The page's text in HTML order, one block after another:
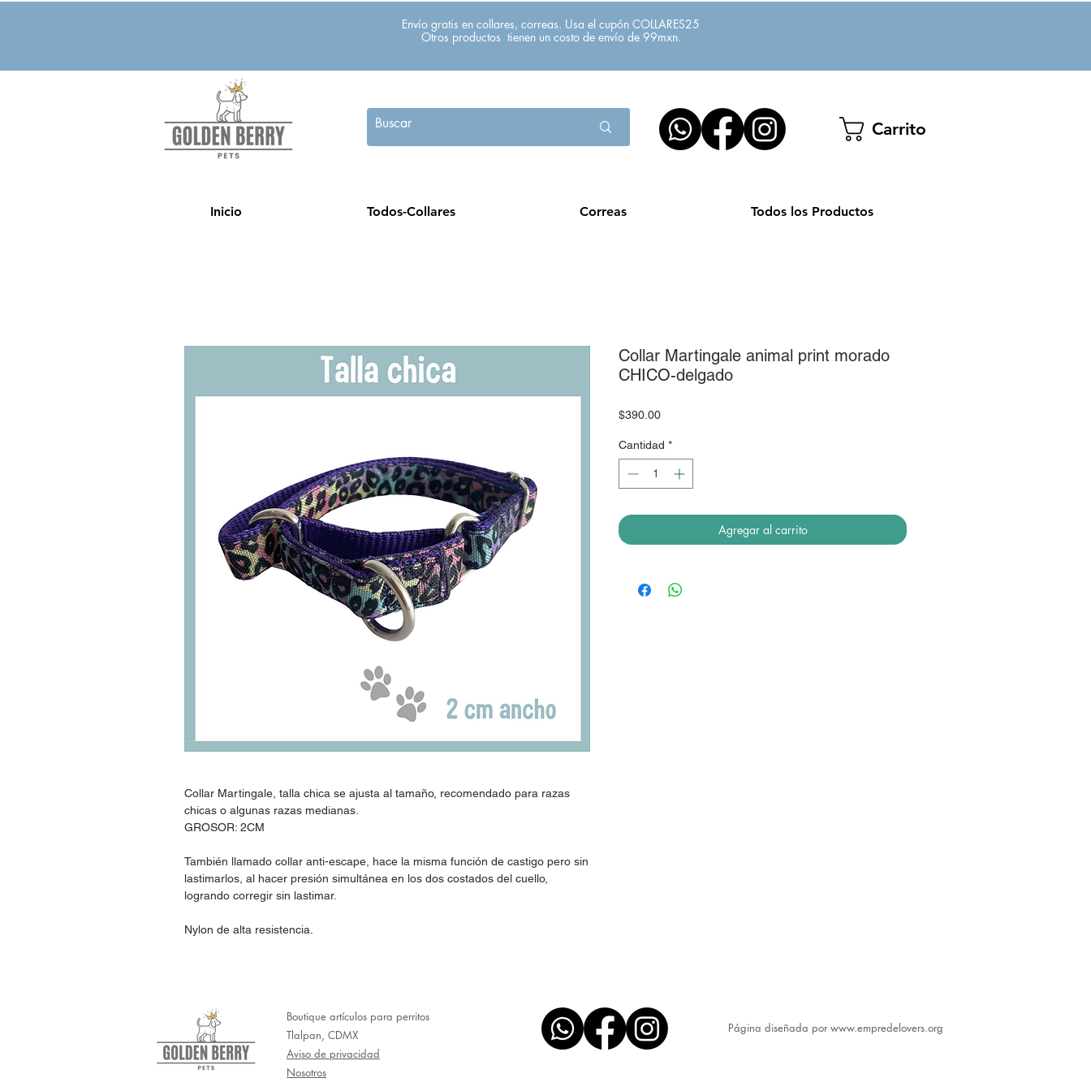
Envío gratis en collares, correas. Usa el cupón COLLARES25
Otros productos tienen un costo de envío de 99mxn.
Carrito
Inicio Todos-Collares Correas Todos los Productos
Collar Martingale, talla chica se ajusta al tamaño, recomendado para razas
chicas o algunas razas medianas.
GROSOR: 2CM
También llamado collar anti-escape, hace la misma función de castigo pero sin
lastimarlos, al hacer presión simultánea en los dos costados del cuello,
logrando corregir sin lastimar.
Nylon de alta resistencia.
Collar Martingale animal print morado
CHICO-delgado
$390.00Precio
Cantidad *
Agregar al carrito
Boutique artículos para perritos
Tlalpan, CDMX
Aviso de privacidad
Nosotros
​Página diseñada por www.empredelovers.org